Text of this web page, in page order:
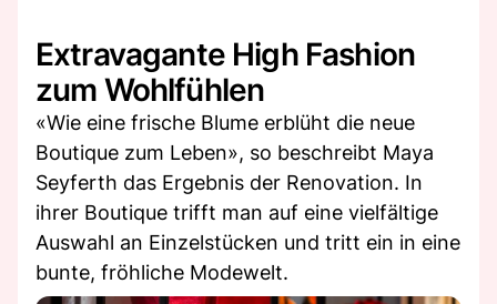
Extravagante High Fashion
zum Wohlfühlen
«Wie eine frische Blume erblüht die neue
Boutique zum Leben», so beschreibt Maya
Seyferth das Ergebnis der Renovation. In
ihrer Boutique trifft man auf eine vielfältige
Auswahl an Einzelstücken und tritt ein in eine
bunte, fröhliche Modewelt.